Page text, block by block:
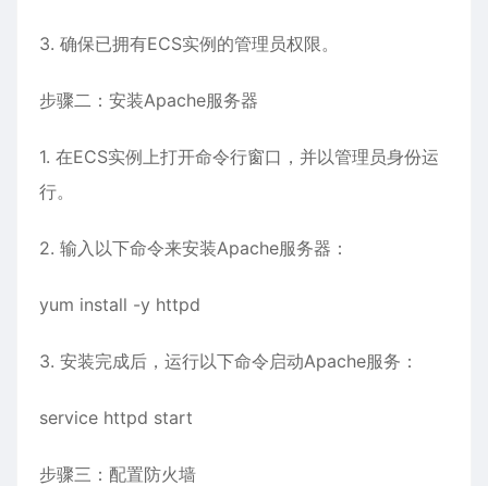
3. 确保已拥有ECS实例的管理员权限。
步骤二：安装Apache服务器
1. 在ECS实例上打开命令行窗口，并以管理员身份运
行。
2. 输入以下命令来安装Apache服务器：
yum install -y httpd
3. 安装完成后，运行以下命令启动Apache服务：
service httpd start
步骤三：配置防火墙